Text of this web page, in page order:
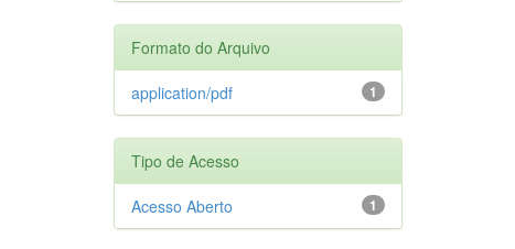
Formato do Arquivo
1
application/pdf
Tipo de Acesso
1
Acesso Aberto